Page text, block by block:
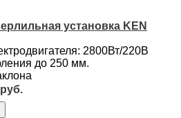
установка KEN
2800Вт/220В
до 250 мм.